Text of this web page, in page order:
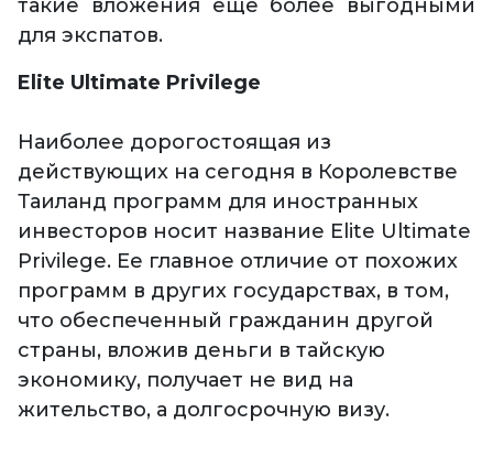
такие вложения еще более выгодными
для экспатов.
Elite Ultimate Privilege
Наиболее дорогостоящая из
действующих на сегодня в Королевстве
Таиланд программ для иностранных
инвесторов носит название Elite Ultimate
Privilege. Ее главное отличие от похожих
программ в других государствах, в том,
что обеспеченный гражданин другой
страны, вложив деньги в тайскую
экономику, получает не вид на
жительство, а долгосрочную визу.